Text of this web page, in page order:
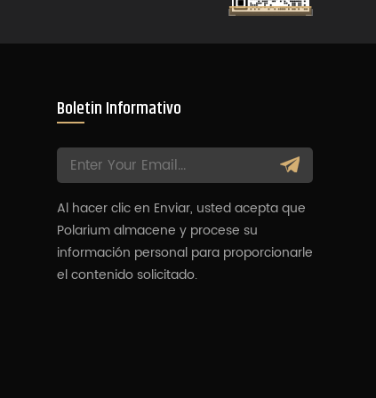
Boletin Informativo
Al hacer clic en Enviar, usted acepta que
Polarium almacene y procese su
información personal para proporcionarle
el contenido solicitado.